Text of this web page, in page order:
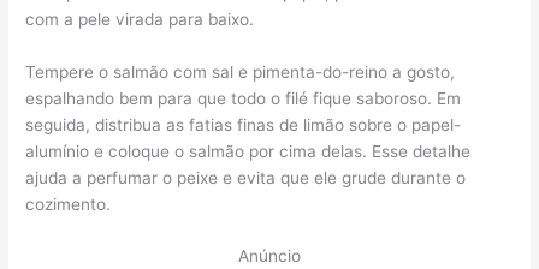
com a pele virada para baixo.
Tempere o salmão com sal e pimenta-do-reino a gosto,
espalhando bem para que todo o filé fique saboroso. Em
seguida, distribua as fatias finas de limão sobre o papel-
alumínio e coloque o salmão por cima delas. Esse detalhe
ajuda a perfumar o peixe e evita que ele grude durante o
cozimento.
Anúncio